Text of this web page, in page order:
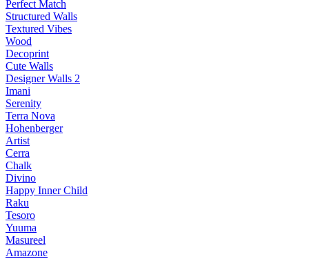
Perfect Match
Structured Walls
Textured Vibes
Wood
Decoprint
Cute Walls
Designer Walls 2
Imani
Serenity
Terra Nova
Hohenberger
Artist
Cerra
Chalk
Divino
Happy Inner Child
Raku
Tesoro
Yuuma
Masureel
Amazone